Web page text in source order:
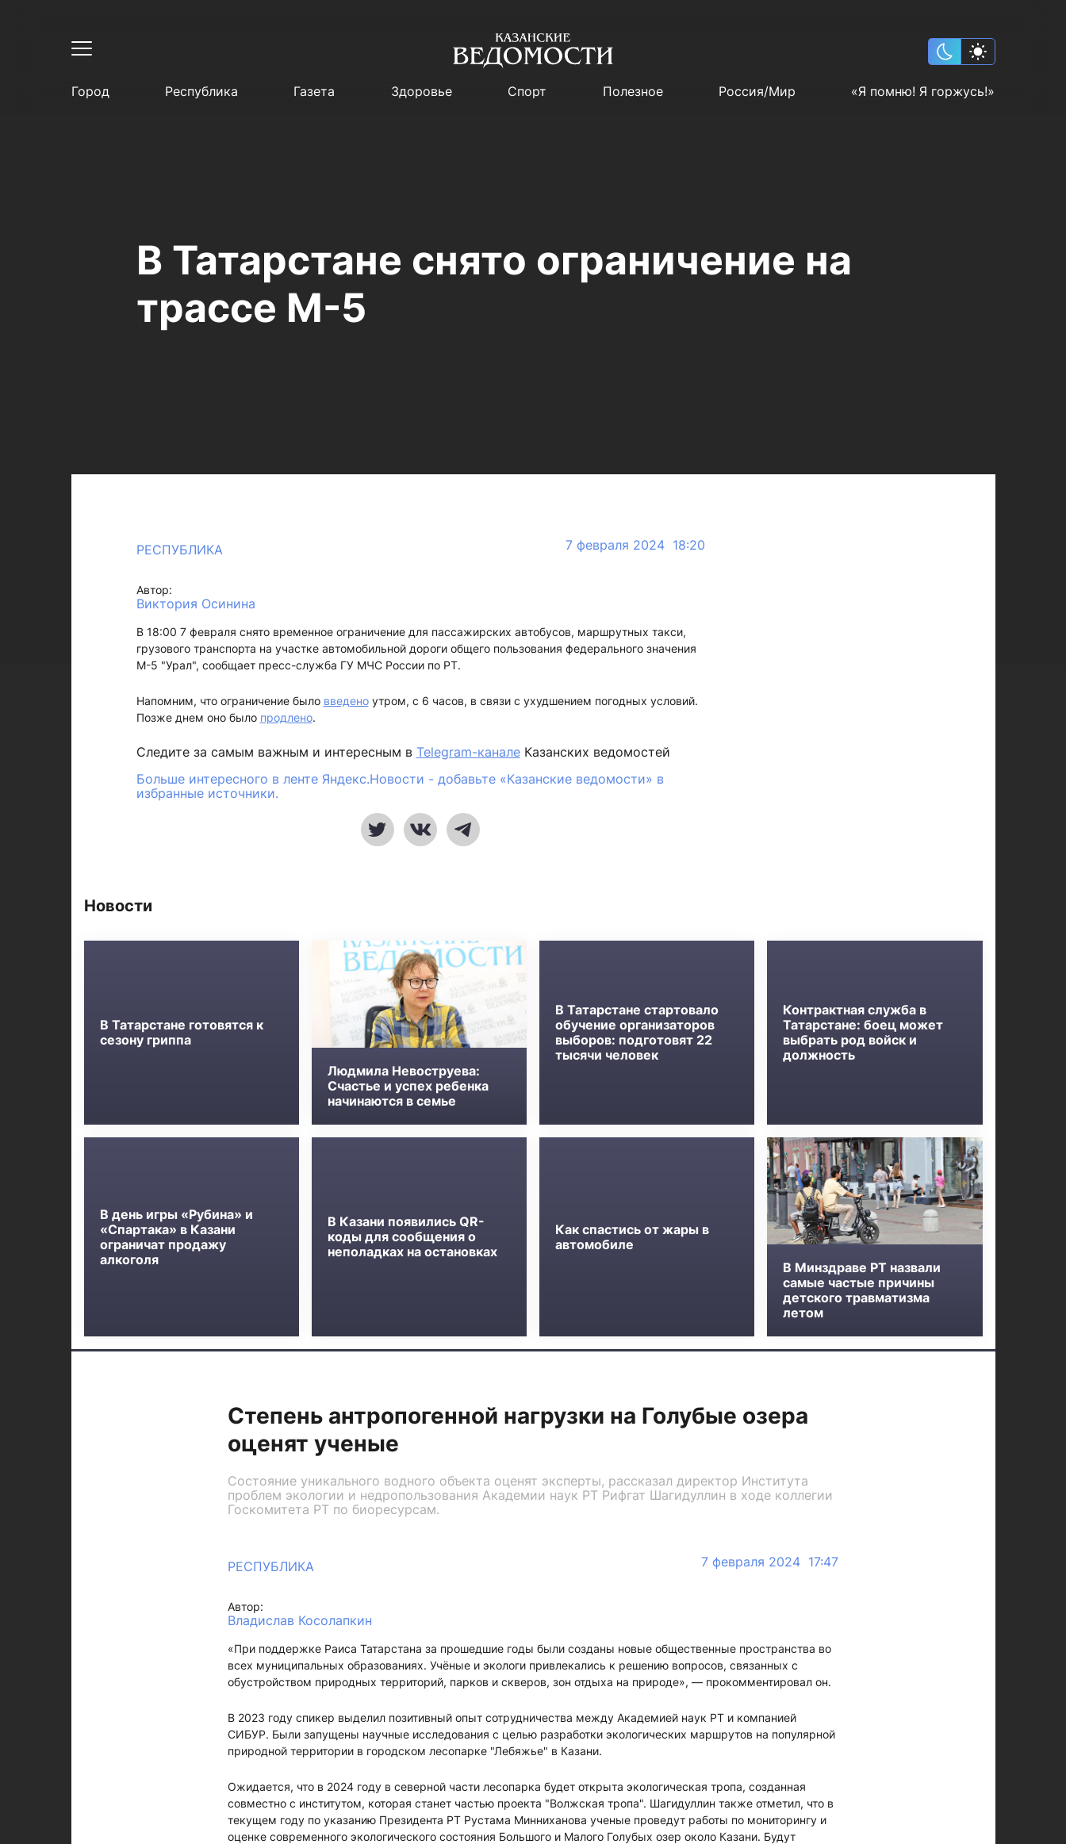
Город Республика Газета Здоровье Спорт Полезное Россия/Мир «Я помню! Я горжусь!»
В Татарстане снято ограничение на
трассе М-5
РЕСПУБЛИКА 7 февраля 2024 18:20
Автор:
Виктория Осинина
В 18:00 7 февраля снято временное ограничение для пассажирских автобусов, маршрутных такси,
грузового транспорта на участке автомобильной дороги общего пользования федерального значения
М-5 "Урал", сообщает пресс-служба ГУ МЧС России по РТ.
Напомним, что ограничение было введеноутром, с 6 часов, в связи с ухудшением погодных условий.
Позже днем оно было продлено.
Следите за самым важным и интересным в Telegram-каналеКазанских ведомостей
Больше интересного в ленте Яндекс.Новости - добавьте «Казанские ведомости» в
избранные источники.
Новости
В Татарстане готовятся к
сезону гриппа
Людмила Невоструева:
Счастье и успех ребенка
начинаются в семье
В Татарстане стартовало
обучение организаторов
выборов: подготовят 22
тысячи человек
Контрактная служба в
Татарстане: боец может
выбрать род войск и
должность
В день игры «Рубина» и
«Спартака» в Казани
ограничат продажу
алкоголя
В Казани появились QR-
коды для сообщения о
неполадках на остановках
Как спастись от жары в
автомобиле
В Минздраве РТ назвали
самые частые причины
детского травматизма
летом
Степень антропогенной нагрузки на Голубые озера
оценят ученые
Состояние уникального водного объекта оценят эксперты, рассказал директор Института
проблем экологии и недропользования Академии наук РТ Рифгат Шагидуллин в ходе коллегии
Госкомитета РТ по биоресурсам.
РЕСПУБЛИКА 7 февраля 2024 17:47
Автор:
Владислав Косолапкин
«При поддержке Раиса Татарстана за прошедшие годы были созданы новые общественные пространства во
всех муниципальных образованиях. Учёные и экологи привлекались к решению вопросов, связанных с
обустройством природных территорий, парков и скверов, зон отдыха на природе», — прокомментировал он.
В 2023 году спикер выделил позитивный опыт сотрудничества между Академией наук РТ и компанией
СИБУР. Были запущены научные исследования с целью разработки экологических маршрутов на популярной
природной территории в городском лесопарке "Лебяжье" в Казани.
Ожидается, что в 2024 году в северной части лесопарка будет открыта экологическая тропа, созданная
совместно с институтом, которая станет частью проекта "Волжская тропа". Шагидуллин также отметил, что в
текущем году по указанию Президента РТ Рустама Минниханова ученые проведут работы по мониторингу и
оценке современного экологического состояния Большого и Малого Голубых озер около Казани. Будут